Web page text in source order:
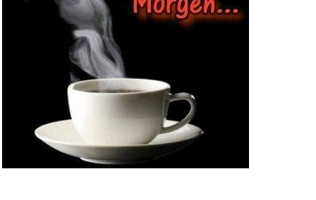
ALPENSATTEL® Ergonomischer